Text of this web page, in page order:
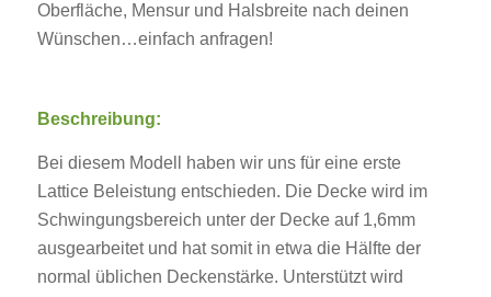
Oberfläche, Mensur und Halsbreite nach deinen
Wünschen…einfach anfragen!
Beschreibung:
Bei diesem Modell haben wir uns für eine erste
Lattice Beleistung entschieden. Die Decke wird im
Schwingungsbereich unter der Decke auf 1,6mm
ausgearbeitet und hat somit in etwa die Hälfte der
normal üblichen Deckenstärke. Unterstützt wird